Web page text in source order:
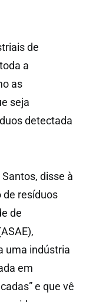
de
a
as
seja
detectada
disse à
de resíduos
de
uma indústria
em
e que vê